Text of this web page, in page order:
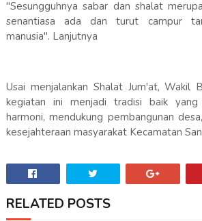
"Sesungguhnya sabar dan shalat
senantiasa ada dan turut campur
manusia". Lanjutnya
Usai menjalankan Shalat Jum'at, Wakil
kegiatan ini menjadi tradisi baik
harmoni, mendukung pembangunan
kesejahteraan masyarakat Kecamatan
RELATED POSTS